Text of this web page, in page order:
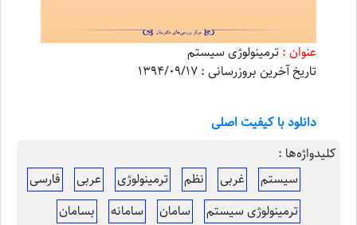
عنوان : ترمینولوژی سیستم
تاریخ آخرین بروزرسانی : 1394/09/17
دانلود با کیفیت اصلی
کلیدواژه‌ها :
سیستم
غربی نظم ترمینولوژی عربی
فارسی
ترمینولوژی سیستم
سامان سامانه بسامان